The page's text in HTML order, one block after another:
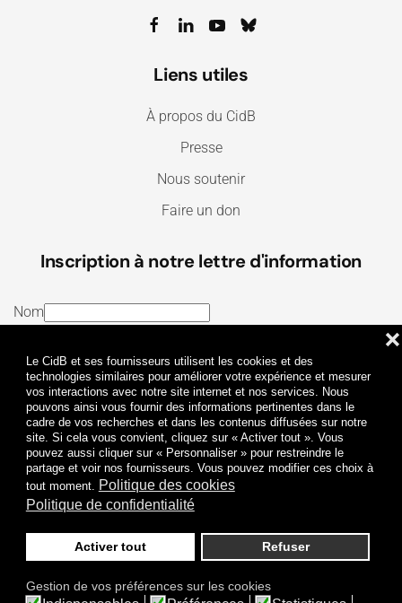
Le CidB et ses fournisseurs utilisent les cookies et des
technologies similaires pour améliorer votre expérience et mesurer
vos interactions avec notre site internet et nos services. Nous
pouvons ainsi vous fournir des informations pertinentes dans le
cadre de vos recherches et dans les contenus diffusées sur notre
site. Si cela vous convient, cliquez sur « Activer tout ». Vous
pouvez aussi cliquer sur « Personnaliser » pour restreindre le
partage et voir nos fournisseurs. Vous pouvez modifier ces choix à
tout moment. Politique des cookies
Politique de confidentialité
Activer tout Refuser
❌
Gestion de vos préférences sur les cookies
Liens utiles
À propos du CidB
Presse
Nous soutenir
Faire un don
Inscription à notre lettre d'information
Nom
J’ai lu et j’accepte lesTermes et conditionset la
Politique de confidentialité
Je m'abonne